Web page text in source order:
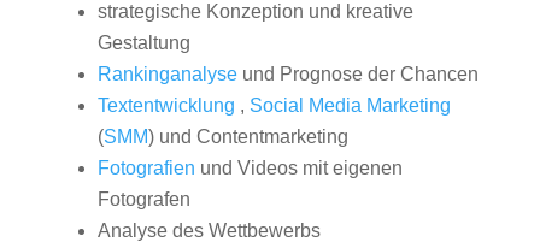
strategische Konzeption und kreative
Gestaltung
Rankinganalyseund Prognose der Chancen
Textentwicklung , Social Media Marketing
(SMM) und Contentmarketing
Fotografien und Videos mit eigenen
Fotografen
Analyse des Wettbewerbs